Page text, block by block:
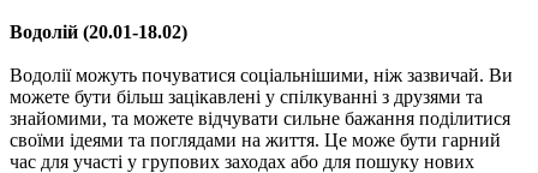
Водолій (20.01-18.02)
Водолії можуть почуватися соціальнішими, ніж зазвичай. Ви
можете бути більш зацікавлені у спілкуванні з друзями та
знайомими, та можете відчувати сильне бажання поділитися
своїми ідеями та поглядами на життя. Це може бути гарний
час для участі у групових заходах або для пошуку нових